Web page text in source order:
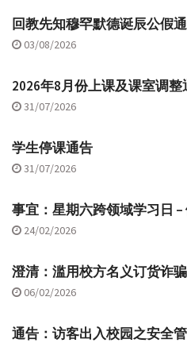
回教先知穆罕默德诞辰公假
03/08/2026
2026年8月份上课及课室调整
31/07/2026
学生停课通告
31/07/2026
事宜：星期六跨领域学习日 –
24/02/2026
澄清：滥用校方名义订货诈骗
06/02/2026
通告：访客出入校园之安全